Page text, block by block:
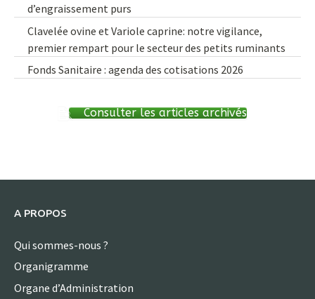
d’engraissement purs
Clavelée ovine et Variole caprine: notre vigilance,
premier rempart pour le secteur des petits ruminants
Fonds Sanitaire : agenda des cotisations 2026
Consulter les articles archivés
A PROPOS
Qui sommes-nous ?
Organigramme
Organe d’Administration